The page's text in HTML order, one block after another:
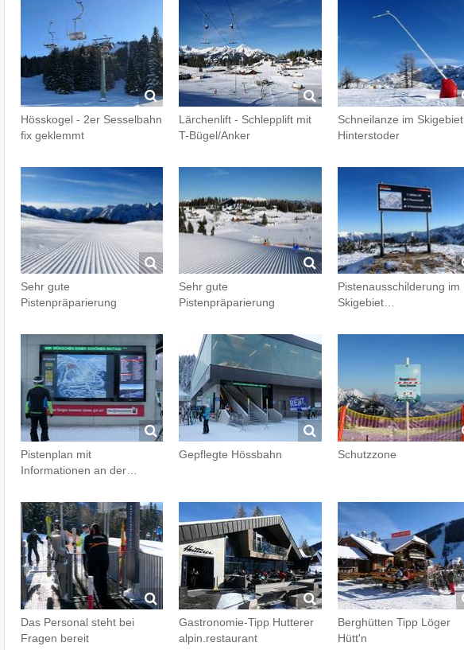
Hösskogel - 2er Sesselbahn
fix geklemmt
Lärchenlift - Schlepplift mit
T-Bügel/Anker
Schneilanze im Skigebiet
Hinterstoder
Sehr gute
Pistenpräparierung
Sehr gute
Pistenpräparierung
Pistenausschilderung im
Skigebiet…
Pistenplan mit
Informationen an der…
Gepflegte Hössbahn Schutzzone
Das Personal steht bei
Fragen bereit
Gastronomie-Tipp Hutterer
alpin.restaurant
Berghütten Tipp Löger
Hütt'n